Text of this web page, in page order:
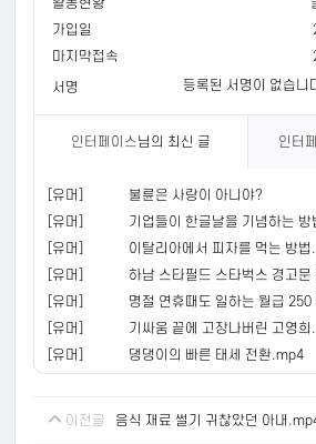
가입일
마지막접속
서명
등록된 서명이 없습니
인터페이스 님의 최신 글 인터
[유머] 불륜은 사랑이 아니야?
[유머]
기업들이 한글날을 기념하는 방
[유머]
[유머]
[유머]
[유머]
[유머]
댕댕이의 빠른 태세 전환.mp4
이전글 음식 재료 썰기 귀찮았던 아내